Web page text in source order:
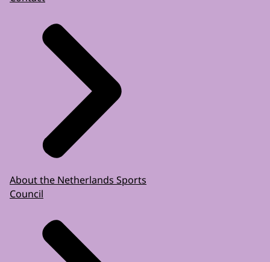
About the Netherlands Sports
Council